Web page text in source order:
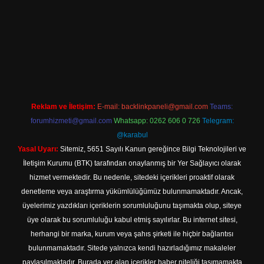
Reklam ve İletişim: E-mail: backlinkpaneli@gmail.com Teams:
forumhizmeti@gmail.com Whatsapp: 0262 606 0 726 Telegram:
@karabul
Yasal Uyarı: Sitemiz, 5651 Sayılı Kanun gereğince Bilgi Teknolojileri ve
İletişim Kurumu (BTK) tarafından onaylanmış bir Yer Sağlayıcı olarak
hizmet vermektedir. Bu nedenle, sitedeki içerikleri proaktif olarak
denetleme veya araştırma yükümlülüğümüz bulunmamaktadır. Ancak,
üyelerimiz yazdıkları içeriklerin sorumluluğunu taşımakta olup, siteye
üye olarak bu sorumluluğu kabul etmiş sayılırlar. Bu internet sitesi,
herhangi bir marka, kurum veya şahıs şirketi ile hiçbir bağlantısı
bulunmamaktadır. Sitede yalnızca kendi hazırladığımız makaleler
paylaşılmaktadır. Burada yer alan içerikler haber niteliği taşımamakta